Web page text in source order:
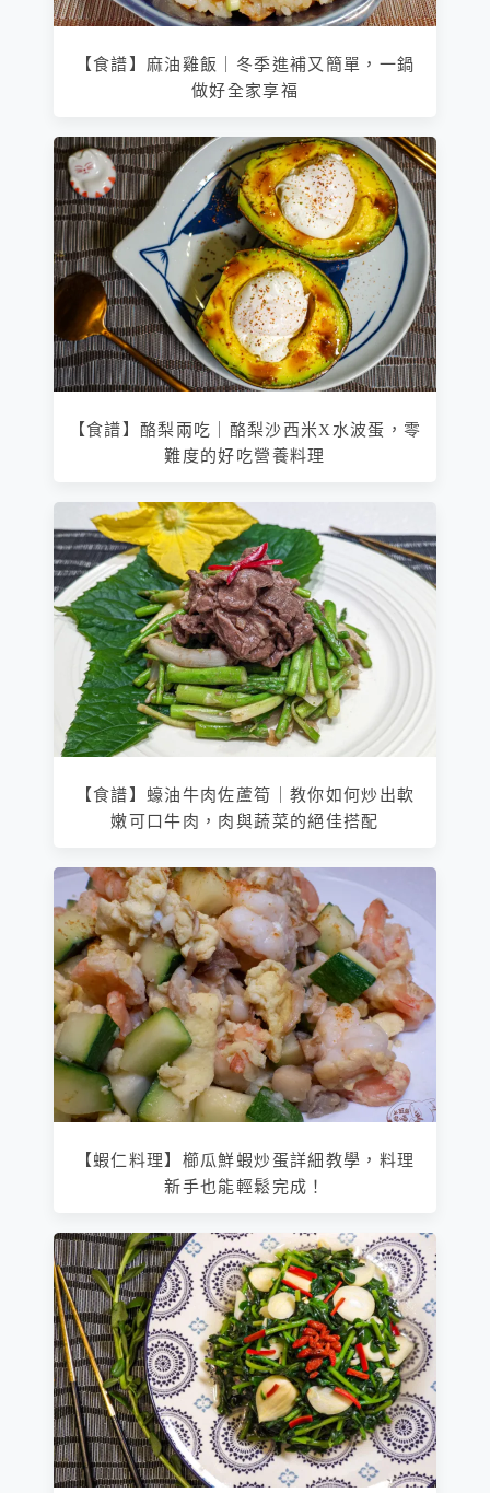
【食譜】麻油雞飯｜冬季進補又簡單，一鍋
做好全家享福
【食譜】酪梨兩吃｜酪梨沙西米X水波蛋，零
難度的好吃營養料理
【食譜】蠔油牛肉佐蘆筍｜教你如何炒出軟
嫩可口牛肉，肉與蔬菜的絕佳搭配
【蝦仁料理】櫛瓜鮮蝦炒蛋詳細教學，料理
新手也能輕鬆完成！